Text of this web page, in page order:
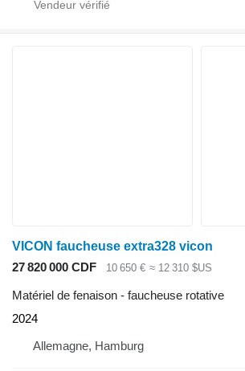
VICON faucheuse extra328 vicon
27 820 000 CDF
10 650 € ≈ 12 310 $US
Matériel de fenaison - faucheuse rotative
2024
Allemagne, Hamburg